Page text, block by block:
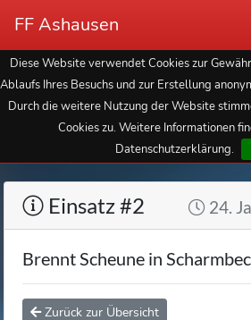
FF Ashausen
Diese Website verwendet Cookies zur
Ablaufs Ihres Besuchs und zur Erstellung
Durch die weitere Nutzung der Website
Cookies zu. Weitere Informationen
Datenschutzerklärung.
Einsatz #2 24.
Brennt Scheune in
Zurück zur Übersicht